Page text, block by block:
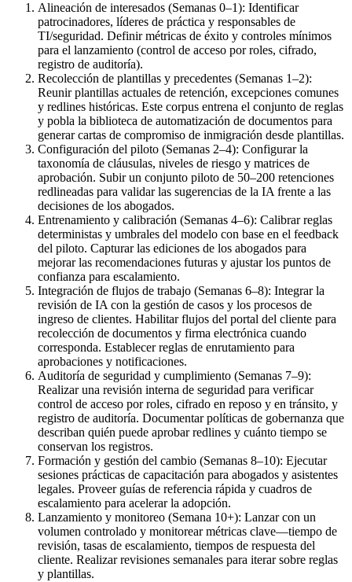
Alineación de interesados (Semanas 0–1): Identificar
patrocinadores, líderes de práctica y responsables de
TI/seguridad. Definir métricas de éxito y controles mínimos
para el lanzamiento (control de acceso por roles, cifrado,
registro de auditoría).
Recolección de plantillas y precedentes (Semanas 1–2):
Reunir plantillas actuales de retención, excepciones comunes
y redlines históricas. Este corpus entrena el conjunto de reglas
y pobla la biblioteca de automatización de documentos para
generar cartas de compromiso de inmigración desde plantillas.
Configuración del piloto (Semanas 2–4): Configurar la
taxonomía de cláusulas, niveles de riesgo y matrices de
aprobación. Subir un conjunto piloto de 50–200 retenciones
redlineadas para validar las sugerencias de la IA frente a las
decisiones de los abogados.
Entrenamiento y calibración (Semanas 4–6): Calibrar reglas
deterministas y umbrales del modelo con base en el feedback
del piloto. Capturar las ediciones de los abogados para
mejorar las recomendaciones futuras y ajustar los puntos de
confianza para escalamiento.
Integración de flujos de trabajo (Semanas 6–8): Integrar la
revisión de IA con la gestión de casos y los procesos de
ingreso de clientes. Habilitar flujos del portal del cliente para
recolección de documentos y firma electrónica cuando
corresponda. Establecer reglas de enrutamiento para
aprobaciones y notificaciones.
Auditoría de seguridad y cumplimiento (Semanas 7–9):
Realizar una revisión interna de seguridad para verificar
control de acceso por roles, cifrado en reposo y en tránsito, y
registro de auditoría. Documentar políticas de gobernanza que
describan quién puede aprobar redlines y cuánto tiempo se
conservan los registros.
Formación y gestión del cambio (Semanas 8–10): Ejecutar
sesiones prácticas de capacitación para abogados y asistentes
legales. Proveer guías de referencia rápida y cuadros de
escalamiento para acelerar la adopción.
Lanzamiento y monitoreo (Semana 10+): Lanzar con un
volumen controlado y monitorear métricas clave—tiempo de
revisión, tasas de escalamiento, tiempos de respuesta del
cliente. Realizar revisiones semanales para iterar sobre reglas
y plantillas.